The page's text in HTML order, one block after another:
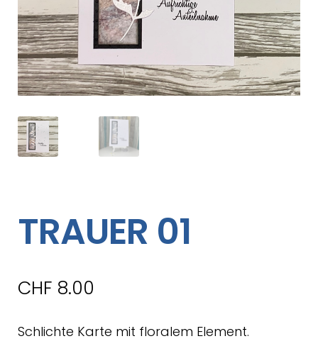
TRAUER 01
CHF 8.00
Schlichte Karte mit floralem Element.